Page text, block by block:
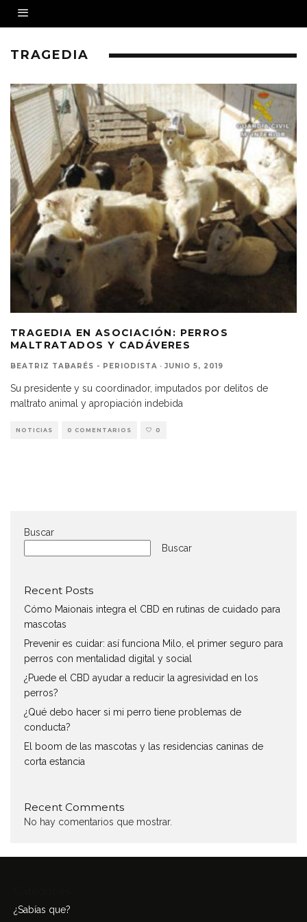
TRAGEDIA
TRAGEDIA EN ASOCIACIÓN: PERROS
MALTRATADOS Y CADÁVERES
BEATRIZ TABARÉS - PERIODISTA · JUNIO 5, 2019
Su presidente y su coordinador, imputados por delitos de
maltrato animal y apropiación indebida
NOTICIAS 0 COMENTARIOS 0
Buscar
Buscar
Recent Posts
Cómo Maionais integra el CBD en rutinas de cuidado para
mascotas
Prevenir es cuidar: así funciona Milo, el primer seguro para
perros con mentalidad digital y social
¿Puede el CBD ayudar a reducir la agresividad en los
perros?
¿Qué debo hacer si mi perro tiene problemas de
conducta?
El boom de las mascotas y las residencias caninas de
corta estancia
Recent Comments
No hay comentarios que mostrar.
¿Sabías que?